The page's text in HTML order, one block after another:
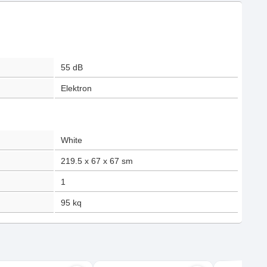
55 dB
Elektron
White
219.5 x 67 x 67 sm
1
95 kq